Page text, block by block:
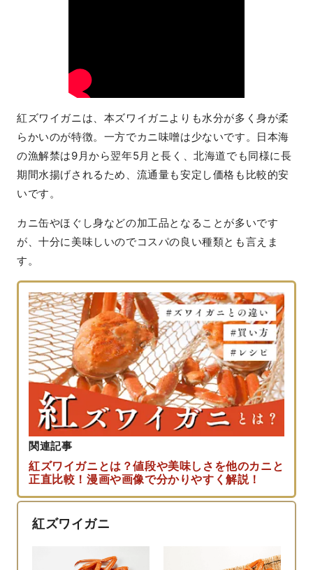
紅ズワイガニは、本ズワイガニよりも水分が多く身が柔
らかいのが特徴。一方でカニ味噌は少ないです。日本海
の漁解禁は9月から翌年5月と長く、北海道でも同様に長
期間水揚げされるため、流通量も安定し価格も比較的安
いです。
カニ缶やほぐし身などの加工品となることが多いです
が、十分に美味しいのでコスパの良い種類とも言えま
す。
関連記事
紅ズワイガニとは？値段や美味しさを他のカニと
正直比較！漫画や画像で分かりやすく解説！
紅ズワイガニ